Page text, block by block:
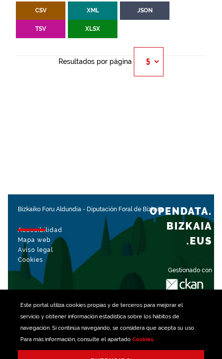
Este portal utiliza cookiespropias y de terceros para mejorar el
servicio y obtener información estadística sobre los hábitos de
navegación. Si continúa navegando, se considera que acepta su uso.
Para más información, consulte el apartado Cookies.
CSV XML JSON
TSV XLSX
Resultados por página
Bizkaiko Foru Aldundia - Diputación Foral de Bizkaia
Accesibilidad
Mapa web
Aviso legal
Cookies
Gestionado con
OPENDATA.
BIZKAIA
.EUS